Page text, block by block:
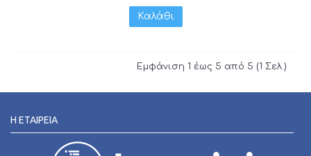
Καλάθι
Εμφάνιση 1 έως 5 από 5 (1 Σελ.)
Η ΕΤΑΙΡΕΊΑ